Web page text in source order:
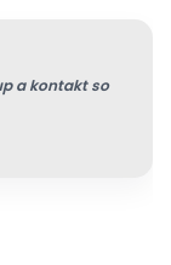
a kontakt so